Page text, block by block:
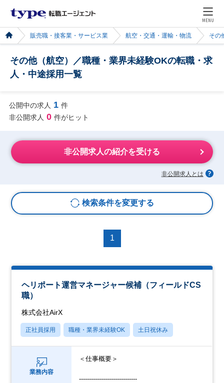
MENU
販売職・接客業・サービス業 航空・交通・運輸・物流 その
その他（航空）／職種・業界未経験OKの転職・求
人・中途採用一覧
公開中の求人 1 件
非公開求人 0 件がヒット
非公開求人の紹介を受ける
非公開求人とは
検索条件を変更する
1
ヘリポート運営マネージャー候補（フィールドCS
職）
株式会社AirX
正社員採用 職種・業界未経験OK 土日祝休み
業務内容
＜仕事概要＞
-----------------------------